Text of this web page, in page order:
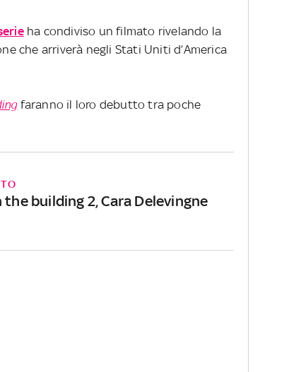
ha condiviso un filmato rivelando la
che arriverà negli Stati Uniti d’America
faranno il loro debutto tra poche
building 2, Cara Delevingne